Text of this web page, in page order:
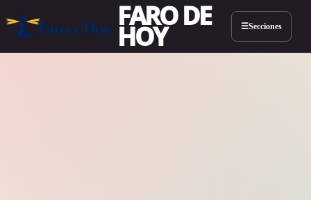
FARO DE
HOY ☰Secciones